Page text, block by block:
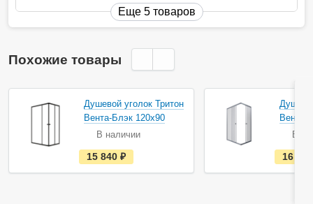
Еще 5 товаров
Похожие товары
Душевой уголок Тритон
Вента-Блэк 120х90
В наличии
е
с
т
15 840
Вента-
В
16